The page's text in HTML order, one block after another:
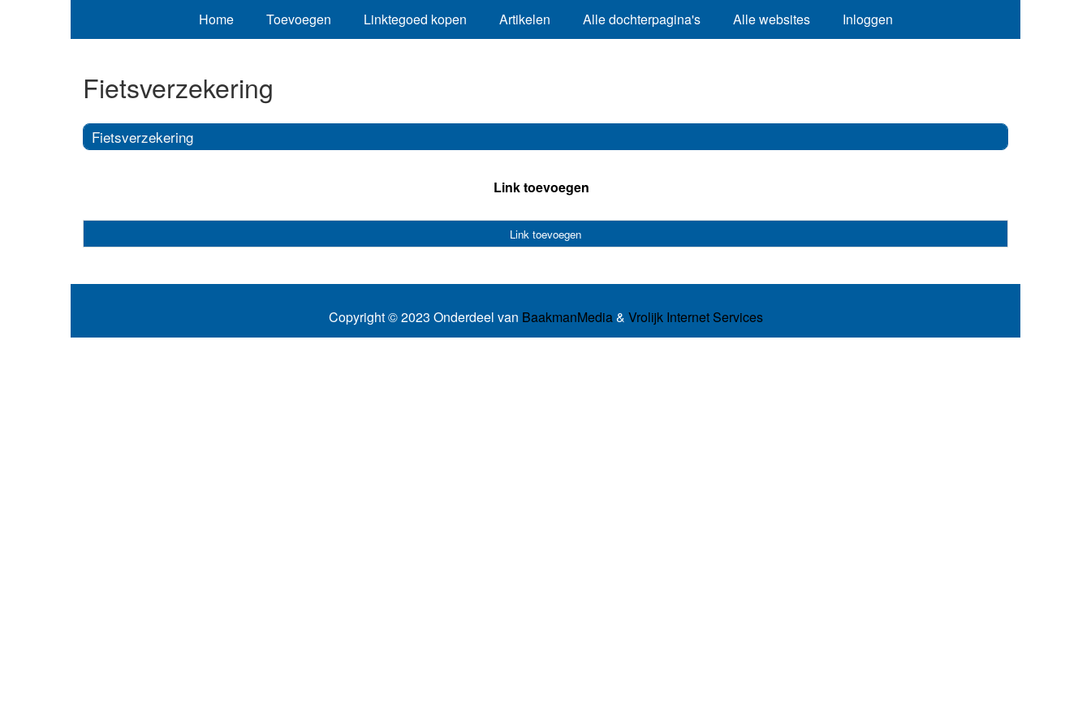
Home Toevoegen Linktegoed kopen Artikelen Alle dochterpagina's Alle websites Inloggen
Fietsverzekering
Fietsverzekering
Link toevoegen
Link toevoegen
Copyright © 2023 Onderdeel van BaakmanMedia& Vrolijk Internet Services